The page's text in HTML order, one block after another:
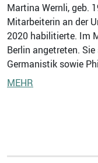
Martina Wernli, geb.
Mitarbeiterin an der
2020 habilitierte. Im
Berlin angetreten.
Germanistik sowie
MEHR